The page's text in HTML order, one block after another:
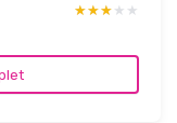
★★★★★
★★★★★